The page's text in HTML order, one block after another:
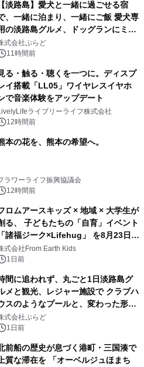
【淡路島】愛犬と一緒に過ごせる宿
、一緒に泊まり、一緒にご飯 愛犬専
の淡路島グルメ、ドッグランにミニ
ール グランピングとトレーラーハウ
の2施設で
式会社ぷらど
11時間前
る・触る・聴くを一つに。ディスプ
イ搭載「LL05」ワイヤレスイヤホ
で音楽体験をアップデート
ライブリーライフ株式会社
12時間前
本の花を、熊本の希望へ。
ラワーライフ振興協議会
12時間前
ロムアースキッズ × 地域 × 大学生が
る、 子どもたちの「自育」イベント
「諸福ジーク×Lifehug」 を8月23日
)開催
式会社From Earth Kids
1日前
間に追われず、丸ごと1日淡路島グ
メと観光、レジャー施設で クラブハ
スのようなプールと、変わった形の
ウナも 「THE BOXY AWAJI」のお
な素泊まり連泊プランで
式会社ぷらど
1日前
前船の歴史が息づく港町・三国湊で
上質な滞在を 「オーベルジュほまち